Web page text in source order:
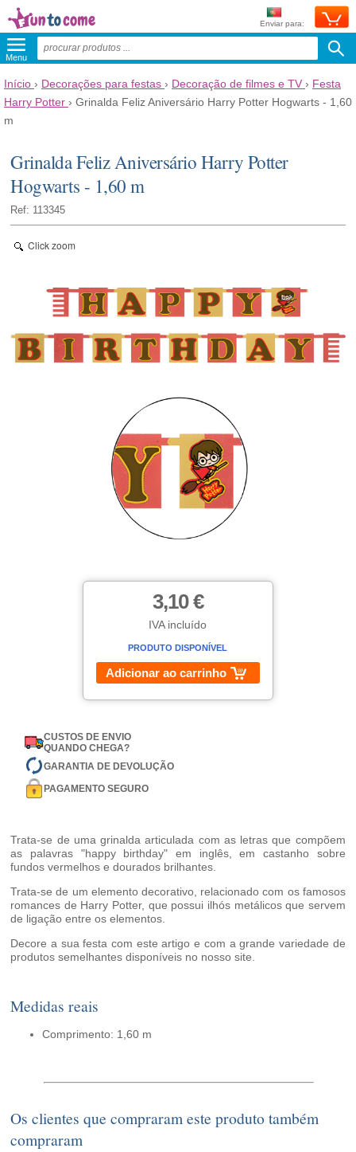
Enviar para:
Menu
Início › Decorações para festas › Decoração de filmes e TV › Festa
Harry Potter › Grinalda Feliz Aniversário Harry Potter Hogwarts - 1,60
m
Grinalda Feliz Aniversário Harry Potter
Hogwarts - 1,60 m
Ref: 113345
Click zoom
3,10 €
IVA incluído
PRODUTO DISPONÍVEL
Adicionar ao carrinho
CUSTOS DE ENVIO
QUANDO CHEGA?
GARANTIA DE DEVOLUÇÃO
PAGAMENTO SEGURO
Trata-se de uma grinalda articulada com as letras que compõem
as palavras "happy birthday" em inglês, em castanho sobre
fundos vermelhos e dourados brilhantes.
Trata-se de um elemento decorativo, relacionado com os famosos
romances de Harry Potter, que possui ilhós metálicos que servem
de ligação entre os elementos.
Decore a sua festa com este artigo e com a grande variedade de
produtos semelhantes disponíveis no nosso site.
Medidas reais
Comprimento: 1,60 m
Os clientes que compraram este produto também
compraram